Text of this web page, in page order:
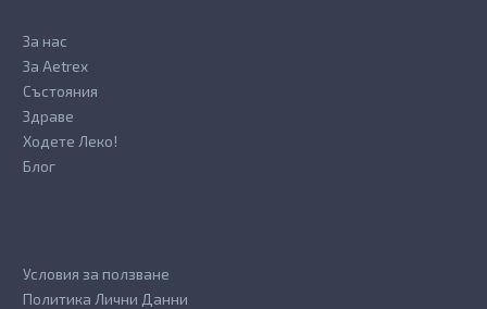
За нас
За Aetrex
Състояния
Здраве
Ходете Леко!
Блог
Условия за ползване
Политика Лични Данни